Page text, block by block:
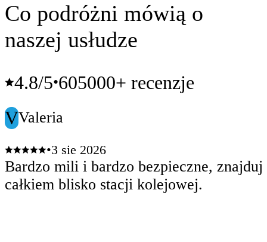
Co podróżni mówią o
naszej usłudze
4.8/5•605000+ recenzje
VValeria
•3 sie 2026
Bardzo mili i bardzo bezpieczne,
całkiem blisko stacji kolejowej.